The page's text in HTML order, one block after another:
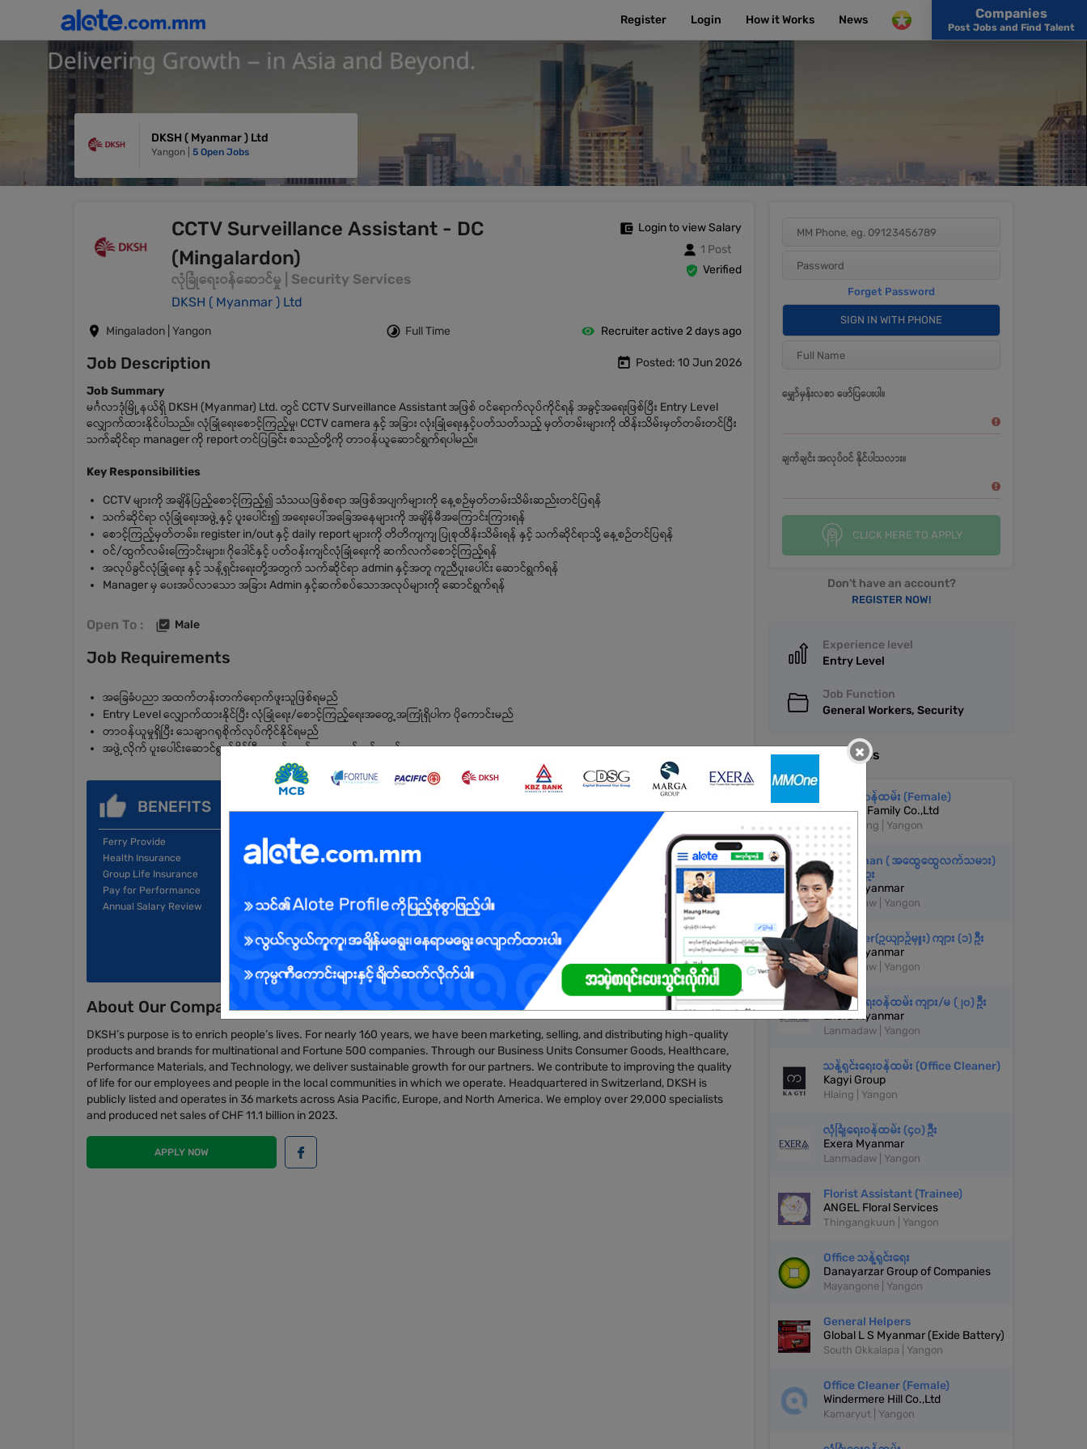
Register Login How it Works News Companies
Post Jobs and Find Talent
DKSH ( Myanmar ) Ltd
Yangon | 5 Open Jobs
CCTV Surveillance Assistant - DC
(Mingalardon)
လုံခြုံရေးဝန်ဆောင်မှု | Security Services
DKSH ( Myanmar ) Ltd
Login to view Salary
1 Post
Verified
Mingaladon | Yangon Full Time Recruiter active 2 days ago
Job Description Posted: 10 Jun 2026
Job Summary
မင်္ဂလာဒုံမြို့နယ်ရှိ DKSH (Myanmar) Ltd. တွင် CCTV Surveillance Assistant အဖြစ် ဝင်ရောက်လုပ်ကိုင်ရန် အခွင့်အရေးဖြစ်ပြီး Entry Level
လျှောက်ထားနိုင်ပါသည်။ လုံခြုံရေးစောင့်ကြည့်မှု၊ CCTV camera နှင့် အခြား လုံးခြုံရေးနှင့်ပတ်သတ်သည့် မှတ်တမ်းများကို ထိန်းသိမ်းမှတ်တမ်းတင်ပြီး
သက်ဆိုင်ရာ manager ကို report တင်ပြခြင်း စသည်တို့ကို တာဝန်ယူဆောင်ရွက်ရပါမည်။
Key Responsibilities
CCTV များကို အချိန်ပြည့်စောင့်ကြည့်၍ သံသယဖြစ်စရာ အဖြစ်အပျက်များကို နေ့စဉ်မှတ်တမ်းသိမ်းဆည်းတင်ပြရန်
သက်ဆိုင်ရာ လုံခြုံရေးအဖွဲ့နှင့် ပူးပေါင်း၍ အရေးပေါ်အခြေအနေများကို အချိန်မီအကြောင်းကြားရန်
စောင့်ကြည့်မှတ်တမ်း၊ register in/out နှင့် daily report များကို တိတိကျကျ ပြုစုထိန်းသိမ်းရန် နှင့် သက်ဆိုင်ရာသို့ နေ့စဉ်တင်ပြရန်
ဝင်/ထွက်လမ်းကြောင်းများ၊ ဂိုဒေါင်နှင့် ပတ်ဝန်းကျင်လုံခြုံရေးကို ဆက်လက်စောင့်ကြည့်ရန်
အလုပ်ခွင်လုံခြုံရေး နှင့် သန့်ရှင်းရေးတို့အတွက် သက်ဆိုင်ရာ admin နှင့်အတူ ကူညီပူးပေါင်း ဆောင်ရွက်ရန်
Manager မှ ပေးအပ်လာသော အခြား Admin နှင့်ဆက်စပ်သောအလုပ်များကို ဆောင်ရွက်ရန်
Open To : Male
Job Requirements
အခြေခံပညာ အထက်တန်းတက်ရောက်ဖူးသူဖြစ်ရမည်
Entry Level လျှောက်ထားနိုင်ပြီး လုံခြုံရေး/စောင့်ကြည့်ရေးအတွေ့အကြုံရှိပါက ပိုကောင်းမည်
တာဝန်ယူမှုရှိပြီး သေချာဂရုစိုက်လုပ်ကိုင်နိုင်ရမည်
အဖွဲ့လိုက် ပူးပေါင်းဆောင်ရွက်နိုင်ပြီး ဆက်သွယ်ရေးကောင်းမွန်ရမည်
BENEFITS
Ferry Provide
Health Insurance
Group Life Insurance
Pay for Performance
Annual Salary Review
About Our Company
DKSH’s purpose is to enrich people’s lives. For nearly 160 years, we have been marketing, selling, and distributing high-quality
products and brands for multinational and Fortune 500 companies. Through our Business Units Consumer Goods, Healthcare,
Performance Materials, and Technology, we deliver sustainable growth for our partners. We contribute to improving the quality
of life for our employees and people in the local communities in which we operate. Headquartered in Switzerland, DKSH is
publicly listed and operates in 36 markets across Asia Pacific, Europe, and North America. We employ over 29,000 specialists
and produced net sales of CHF 11.1 billion in 2023.
APPLY NOW
မျှော်မှန်းလစာ ဖော်ပြပေးပါ။
ချက်ချင်း အလုပ်ဝင် နိုင်ပါသလား။
CLICK HERE TO APPLY
Don't have an account?
REGISTER NOW!
Experience level
Entry Level
Job Function
General Workers, Security
More Similar Jobs
အိမ်အကူ၀န်ထမ်း (Female)
Taw Win Family Co.,Ltd
Sanchaung | Yangon
Handyman ( အထွေထွေလက်သမား)
ကျား (၁) ဥး
Exera Myanmar
Lanmadaw | Yangon
Gardener(ဥယျာဥ်မှူး) ကျား (၁) ဦး
Exera Myanmar
Lanmadaw | Yangon
သန့်ရှင်းရေးဝန်ထမ်း ကျား/မ (၂၀) ဦး
Exera Myanmar
Lanmadaw | Yangon
သန့်ရှင်းရေးဝန်ထမ်း (Office Cleaner)
Kagyi Group
Hlaing | Yangon
လုံခြုံရေးဝန်ထမ်း (၄၀) ဦး
Exera Myanmar
Lanmadaw | Yangon
Florist Assistant (Trainee)
ANGEL Floral Services
Thingangkuun | Yangon
Office သန့်ရှင်းရေး
Danayarzar Group of Companies
Mayangone | Yangon
General Helpers
Global L S Myanmar (Exide Battery)
South Okkalapa | Yangon
Office Cleaner (Female)
Windermere Hill Co.,Ltd
Kamaryut | Yangon
×